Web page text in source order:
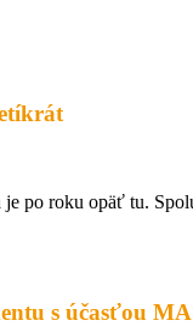
po roku opäť tu.
s účasťou